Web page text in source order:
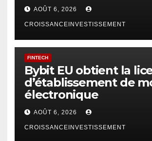
AOÛT 6, 2026
CROISSANCEINVESTISSEMENT
FINTECH
Bybit EU obtient la
d’établissement de
électronique
AOÛT 6, 2026
CROISSANCEINVESTISSEMENT